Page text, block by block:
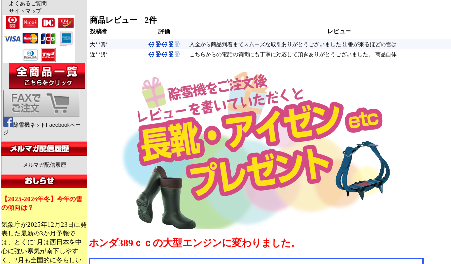
よくあるご質問
サイトマップ
除雪機ネットFacebookペー
ジ
メルマガ配信履歴
【2025-2026年冬】今年の雪
の傾向は？
気象庁が2025年12月23日に発
表した最新の3か月予報で
は、とくに1月は西日本を中
心に強い寒気が南下しやす
く、2月も全国的に冬らしい
商品レビュー 2件
投稿者 評価 レビュー
大* *真* 入金から商品到着までスムーズな取引ありがとうございました 出番が来るほどの雪は...
近* *男*
こちらからの電話の質問にも丁寧に対応して頂きありがとうございました。 商品自体...
ホンダ389ｃｃの大型エンジンに変わりました。